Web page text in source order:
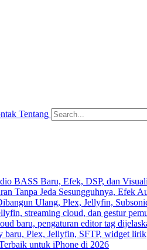
Tentang
BASS Baru, Efek, DSP, dan
Tanpa Jeda Sesungguhnya, Efek
Ulang, Plex, Jellyfin,
streaming cloud, dan gestur
baru, pengaturan editor tag
baru, Plex, Jellyfin, SFTP, widget lirik
untuk iPhone di 2026